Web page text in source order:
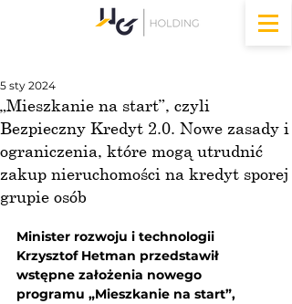
„Mieszkanie na start”, czyli
Bezpieczny Kredyt 2.0. Nowe zasady i
ograniczenia, które mogą utrudnić
zakup nieruchomości na kredyt sporej
grupie osób
5 sty 2024
Minister rozwoju i technologii
Krzysztof Hetman przedstawił
wstępne założenia nowego
programu „Mieszkanie na start”,